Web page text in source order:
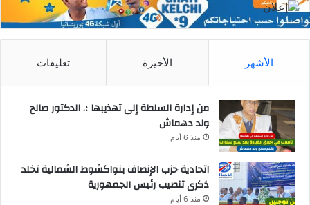
الأشهر الأخيرة تعليقات
من إدارة السلطة إلى تهذيبها ؛. الدكتور صالح
ولد دهماش
منذ 6 أيام
اتحادية حزب الإنصاف بنواكشوط الشمالية تخلد
ذكرى تنصيب رئيس الجمهورية
منذ 6 أيام